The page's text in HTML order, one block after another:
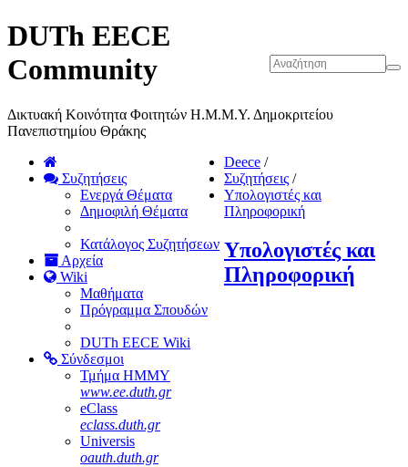
DUTh EECE
Community
Δικτυακή Κοινότητα Φοιτητών Η.Μ.Μ.Υ. Δημοκριτείου
Πανεπιστημίου Θράκης
Συζητήσεις
Ενεργά Θέματα
Δημοφιλή Θέματα
Κατάλογος Συζητήσεων
Αρχεία
Wiki
Μαθήματα
Πρόγραμμα Σπουδών
DUTh EECE Wiki
Σύνδεσμοι
Τμήμα ΗΜΜΥ
www.ee.duth.gr
eClass
eclass.duth.gr
Universis
oauth.duth.gr
Deece /
Συζητήσεις /
Υπολογιστές και
Πληροφορική
Υπολογιστές και
Πληροφορική